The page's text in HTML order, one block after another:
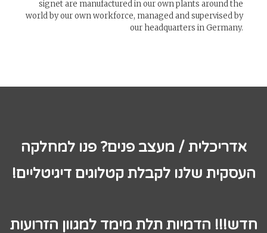
signet are manufactured in our own plants around the
world by our own workforce, managed and supervised by
our headquarters in Germany.
אדריכלית / מעצב פנים? פנו למחלקה
העסקית שלנו לקבלת קטלוגים דיגיטליים!
חדש!!! הדמיות תלת מימד למגוון הזרועות